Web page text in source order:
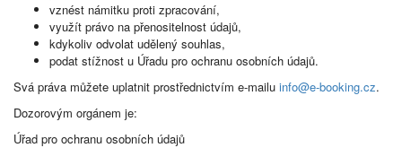
vznést námitku proti zpracování,
využít právo na přenositelnost údajů,
kdykoliv odvolat udělený souhlas,
podat stížnost u Úřadu pro ochranu osobních údajů.
Svá práva můžete uplatnit prostřednictvím e-mailu info@e-booking.cz.
Dozorovým orgánem je:
Úřad pro ochranu osobních údajů